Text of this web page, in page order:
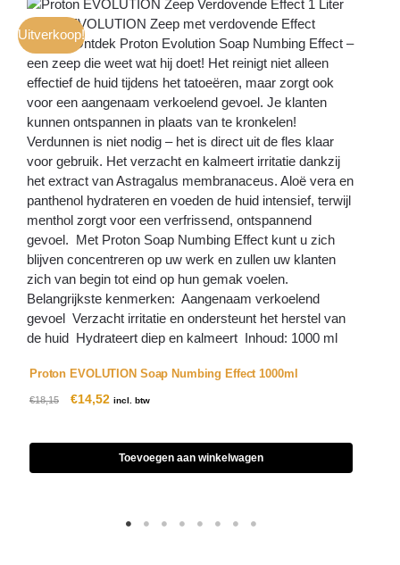
Uitverkoop!
Proton EVOLUTION Soap Numbing Effect 1000ml
€18,15 €14,52 incl. btw
Toevoegen aan winkelwagen